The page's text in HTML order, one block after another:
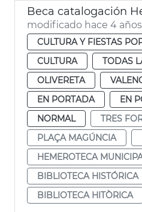
modificado hace 4 años
CULTURA Y FIESTAS
CULTURA
TODAS
OLIVERETA
EN PORTADA
EN
NORMAL
TRES
PLAÇA MAGÚNCIA
HEMEROTECA
BIBLIOTECA HISTÓRICA
BIBLIOTECA HITÒRICA